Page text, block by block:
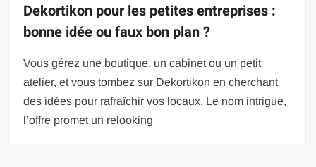
Dekortikon pour les petites entreprises :
bonne idée ou faux bon plan ?
Vous gérez une boutique, un cabinet ou un petit
atelier, et vous tombez sur Dekortikon en cherchant
des idées pour rafraîchir vos locaux. Le nom intrigue,
l’offre promet un relooking